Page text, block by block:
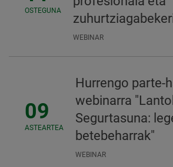
OSTEGUNA
WEBINAR
09
ASTEARTEA
Hurrengo parte-
webinarra
Segurtasuna:
betebeharrak"
WEBINAR